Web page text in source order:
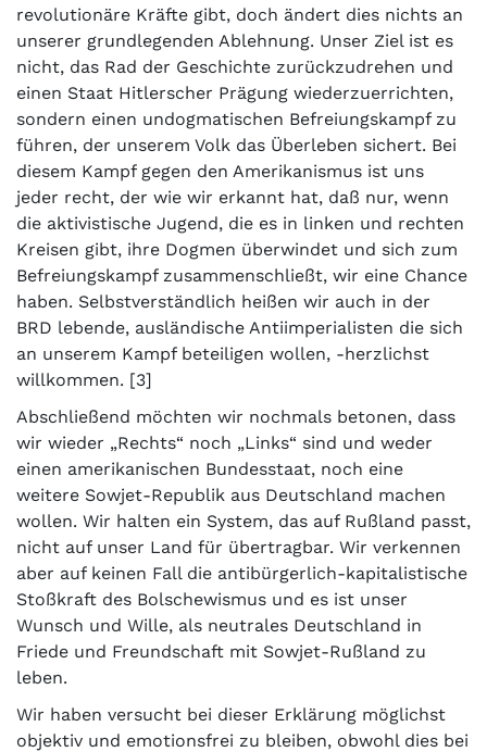
revolutionäre Kräfte gibt, doch ändert dies nichts an
unserer grundlegenden Ablehnung. Unser Ziel ist es
nicht, das Rad der Geschichte zurückzudrehen und
einen Staat Hitlerscher Prägung wiederzuerrichten,
sondern einen undogmatischen Befreiungskampf zu
führen, der unserem Volk das Überleben sichert. Bei
diesem Kampf gegen den Amerikanismus ist uns
jeder recht, der wie wir erkannt hat, daß nur, wenn
die aktivistische Jugend, die es in linken und rechten
Kreisen gibt, ihre Dogmen überwindet und sich zum
Befreiungskampf zusammenschließt, wir eine Chance
haben. Selbstverständlich heißen wir auch in der
BRD lebende, ausländische Antiimperialisten die sich
an unserem Kampf beteiligen wollen, -herzlichst
willkommen. [3]
Abschließend möchten wir nochmals betonen, dass
wir wieder „Rechts“ noch „Links“ sind und weder
einen amerikanischen Bundesstaat, noch eine
weitere Sowjet-Republik aus Deutschland machen
wollen. Wir halten ein System, das auf Rußland passt,
nicht auf unser Land für übertragbar. Wir verkennen
aber auf keinen Fall die antibürgerlich-kapitalistische
Stoßkraft des Bolschewismus und es ist unser
Wunsch und Wille, als neutrales Deutschland in
Friede und Freundschaft mit Sowjet-Rußland zu
leben.
Wir haben versucht bei dieser Erklärung möglichst
objektiv und emotionsfrei zu bleiben, obwohl dies bei